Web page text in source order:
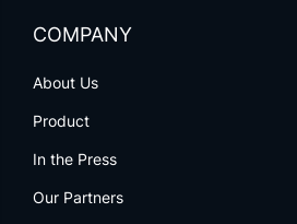
COMPANY
About Us
Product
In the Press
Our Partners